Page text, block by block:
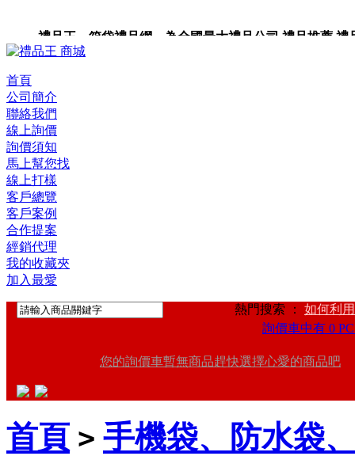
禮品王 箱袋禮品網 為全國最大禮品公司,禮品推薦,禮
卡,企業禮品,禮品小物,高級禮品,禮品網站。
首頁
公司簡介
聯絡我們
線上詢價
詢價須知
馬上幫您找
線上打樣
客戶總覽
客戶案例
合作提案
經銷代理
我的收藏夾
加入最愛
熱門搜索 ： 如何利
詢價車中有 0
您的詢價車暫無商品趕快選擇心愛的商品吧
首頁 > 手機袋、防水袋